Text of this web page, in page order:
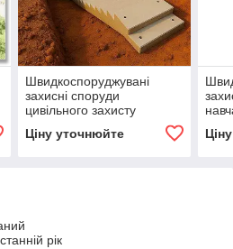
Швидкоспоруджувані
захисні споруди
цивільного захисту
приватних будинків до 8
Ціну уточнюйте
рік